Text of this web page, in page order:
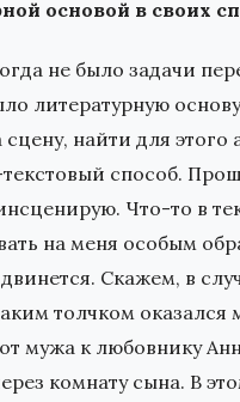
основой в своих
не было задачи
литературную
найти для этого
способ.
Что-то в
на меня особым
Скажем, в
толчком оказался
мужа к любовнику
комнату сына. В